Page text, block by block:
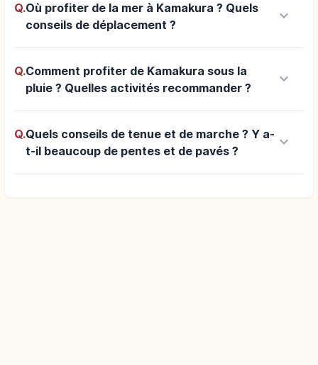
Q.Où profiter de la mer à Kamakura ? Quels
conseils de déplacement ?
keyboard_arrow_down
Q.Comment profiter de Kamakura sous la
pluie ? Quelles activités recommander ?
keyboard_arrow_down
Q.Quels conseils de tenue et de marche ? Y a-
t-il beaucoup de pentes et de pavés ?
keyboard_arrow_down